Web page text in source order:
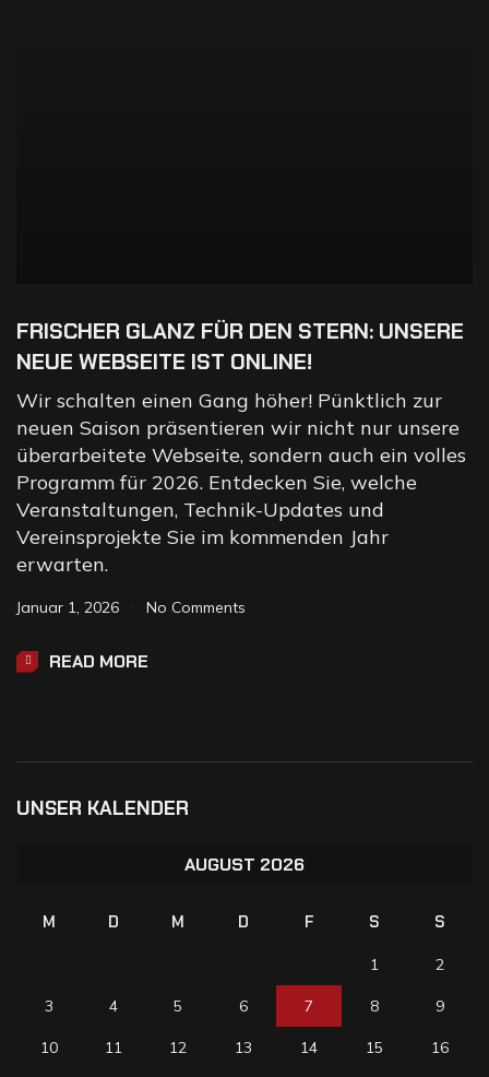
FRISCHER GLANZ FÜR DEN STERN: UNSERE
NEUE WEBSEITE IST ONLINE!
Wir schalten einen Gang höher! Pünktlich zur
neuen Saison präsentieren wir nicht nur unsere
überarbeitete Webseite, sondern auch ein volles
Programm für 2026. Entdecken Sie, welche
Veranstaltungen, Technik-Updates und
Vereinsprojekte Sie im kommenden Jahr
erwarten.
Januar 1, 2026 No Comments
READ MORE
UNSER KALENDER
AUGUST 2026
M D M D F S S
1 2
3 4 5 6 7 8 9
10 11 12 13 14 15 16